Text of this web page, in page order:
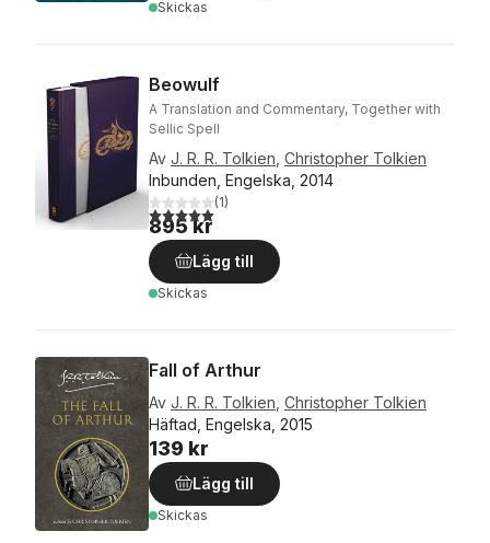
Skickas
Beowulf
A Translation and Commentary, Together with
Sellic Spell
Av J. R. R. Tolkien Christopher Tolkien
Inbunden, Engelska, 2014
5,0utav 5 stjärnor. Totalt antal röster:
(1)
895 kr
Lägg till
Skickas
Fall of Arthur
Av J. R. R. Tolkien Christopher Tolkien
Häftad, Engelska, 2015
139 kr
Lägg till
Skickas